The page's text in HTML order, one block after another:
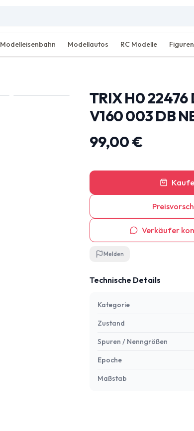
Modelleisenbahn Modellautos RC Modelle Figuren
TRIX H0 22476
V160 003 DB
99,00 €
Verkäufer
Melden
Technische Details
Kategorie
Zustand
Spuren / Nenngrößen
Epoche
Maßstab